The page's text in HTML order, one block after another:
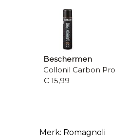
Beschermen
Collonil Carbon Pro
€ 15,99
Merk: Romagnoli